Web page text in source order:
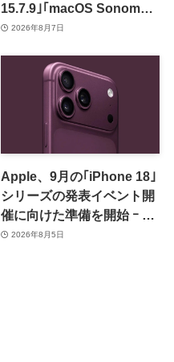
15.7.9｣｢macOS Sonoma
14.8.9｣をリリース ｰ 画面共
2026年8月7日
Apple、9月の｢iPhone 18｣
シリーズの発表イベント開
催に向けた準備を開始 ｰ 9
月8日か9月9日に開催見込
2026年8月5日